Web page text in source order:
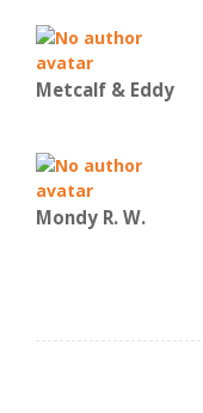
Metcalf & Eddy
Mondy R. W.